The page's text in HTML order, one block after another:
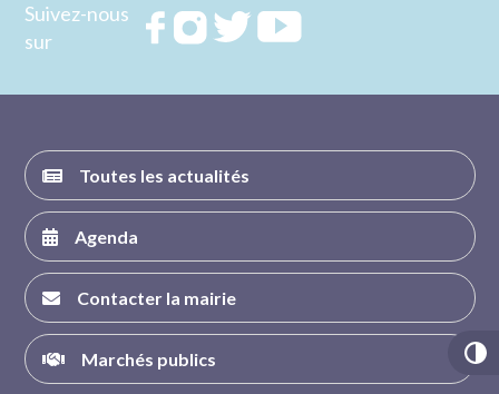
Suivez-nous
sur
RejoignezRejoignezRejoignez
Toutes les actualités
Agenda
Contacter la mairie
Marchés publics